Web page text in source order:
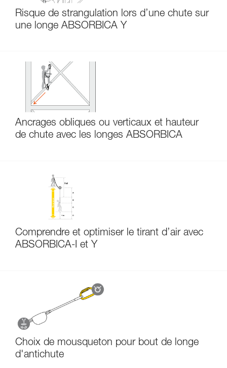
Risque de strangulation lors d’une chute sur
une longe ABSORBICA Y
Ancrages obliques ou verticaux et hauteur
de chute avec les longes ABSORBICA
Comprendre et optimiser le tirant d’air avec
ABSORBICA-I et Y
Choix de mousqueton pour bout de longe
d'antichute